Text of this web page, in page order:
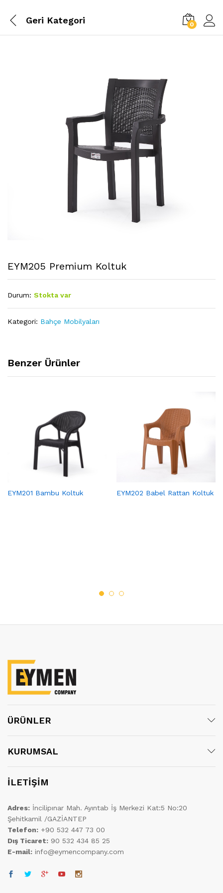
Geri Kategori 0
EYM205 Premium Koltuk
Durum: Stokta var
Kategori: Bahçe Mobilyaları
Benzer Ürünler
EYM201 Bambu Koltuk EYM202 Babel Rattan Koltuk
ÜRÜNLER
KURUMSAL
İLETİŞİM
Adres: İncilipınar Mah. Ayıntab İş Merkezi Kat:5 No:20
Şehitkamil /GAZİANTEP
Telefon: +90 532 447 73 00
Dış Ticaret: 90 532 434 85 25
E-mail: info@eymencompany.com